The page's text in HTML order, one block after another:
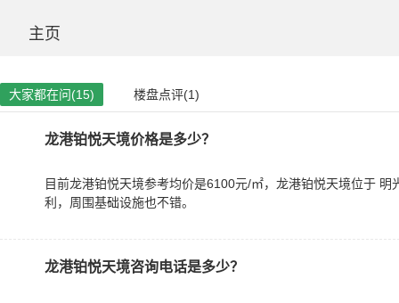
主页
大家都在问(15) 楼盘点评(1)
龙港铂悦天境价格是多少？
目前龙港铂悦天境参考均价是6100元/㎡，龙港铂悦天境位于
利，周围基础设施也不错。
龙港铂悦天境咨询电话是多少？